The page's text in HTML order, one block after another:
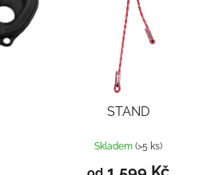
STAND
Skladem (>5 ks)